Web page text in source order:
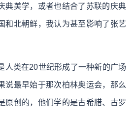
典美学，或者也结合了苏联的庆典
和北朝鲜，我认为甚至影响了张艺
人类在20世纪形成了一种新的广场
说最早始于那次柏林奥运会，那么
原创的，他们学的是古希腊、古罗